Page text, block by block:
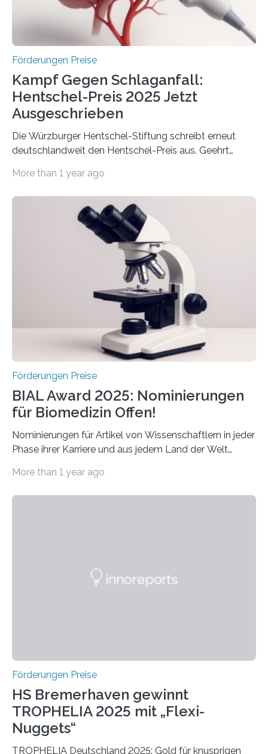
Wirtschaft und Energie eine gute Nachricht:
Überplanmäßige Verpflichtungsermächtigungen in
Förderungen Preise
Kampf Gegen Schlaganfall:
Hentschel-Preis 2025 Jetzt
Ausgeschrieben
Die Würzburger Hentschel-Stiftung schreibt erneut
deutschlandweit den Hentschel-Preis aus. Geehrt
hochrangige wissenschaftliche Publikation zum Thema
Schlaganfall“ mit Sitz in Würzburg fördert die
Schlaganfallforschung, um die Behandlung der
Betroffenen zu verbessern. Dazu schreibt sie auch in
diesem Jahr wieder deutschlandweit den Hentschel-
Preis aus. Er richtet sich gezielt an jüngere
Forscherinnen und Forscher unter 40 Jahren. Geehrt
werden soll eine herausragende Doktorarbeit oder eine
hochrangige wissenschaftliche Publikation zum Thema
More than 1 year ago
Förderungen Preise
BIAL Award 2025: Nominierungen
für Biomedizin Offen!
Nominierungen für Artikel von Wissenschaftlern in jeder
Phase ihrer Karriere und aus jedem Land der Welt
Leben gerufen, um die bemerkenswertesten
Foundation, des BIAL Award in Biomedicine ist in
More than 1 year ago
Förderungen Preise
HS Bremerhaven gewinnt
TROPHELIA 2025 mit „Flexi-
Nuggets“
TROPHELIA Deutschland 2025: Gold für knusprigen